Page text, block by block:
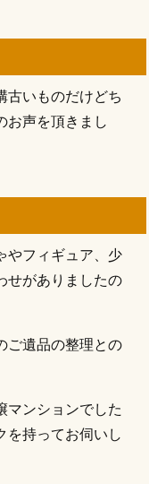
古いものだけどち
お声を頂きまし
やフィギュア、少
せがありましたの
ご遺品の整理との
マンションでした
を持ってお伺いし